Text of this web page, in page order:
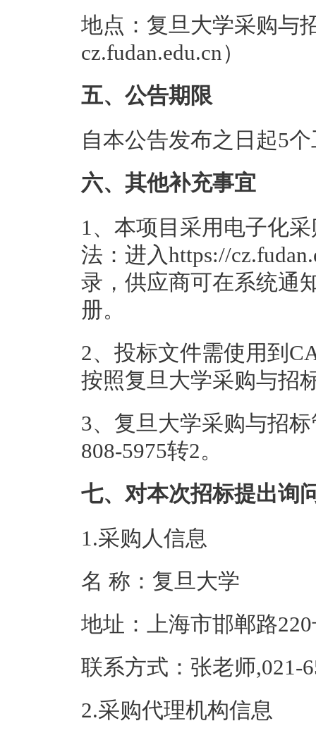
地点：复旦大学采购与
cz.fudan.edu.cn）
五、公告期限
自本公告发布之日起5
六、其他补充事宜
1、本项目采用电子化
法：进入https://
录，供应商可在系统通
册。
2、投标文件需使用到
按照复旦大学采购与招
3、复旦大学采购与招
808-5975转2。
七、对本次招标提出询
1.采购人信息
名 称：复旦
地址：上海市
联系方式：张老
2.采购代理机构信息